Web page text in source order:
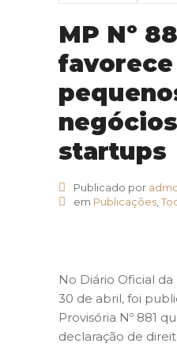
MP Nº
favorece
startups
Publicado por
em Publicações,
No Diário Oficial
30 de abril, foi
Provisória Nº 881
declaração de